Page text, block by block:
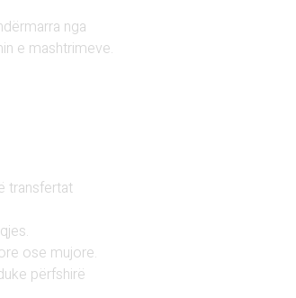
nga
e mashtrimeve.
transfertat
ose mujore.
përfshirë